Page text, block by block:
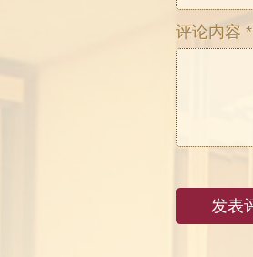
评论内容 *